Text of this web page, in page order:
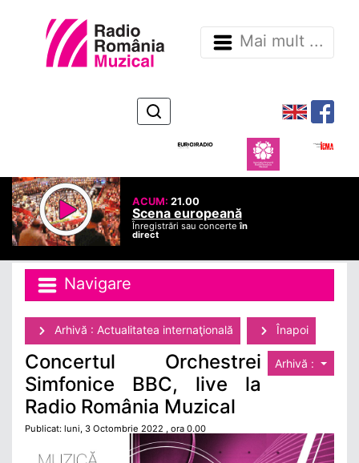
Mai mult ...
ACUM: 21.00
Scena europeană
Înregistrări sau concerteîn
direct
Navigare
Arhivă : Actualitatea internaţională Înapoi
Arhivă :
Concertul Orchestrei
Simfonice BBC, live la
Radio România Muzical
Publicat: luni, 3 Octombrie 2022 , ora 0.00